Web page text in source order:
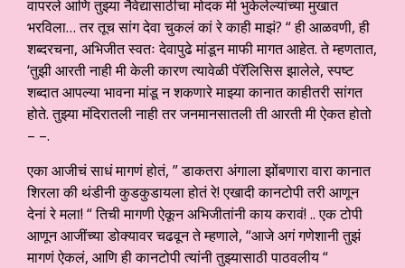
वापरले आणि तुझ्या नैवेद्यासाठीचा मोदक मी भुकेलेल्यांच्या मुखात
भरविला… तर तूच सांग देवा चुकलं कां रे काही माझं? “ ही आळवणी, ही
शब्दरचना, अभिजीत स्वतः देवापुढे मांडून माफी मागत आहेत. ते म्हणतात,
‘तुझी आरती नाही मी केली कारण त्यावेळी पॅरॅलिसिस झालेले, स्पष्ट
शब्दात आपल्या भावना मांडू न शकणारे माझ्या कानात काहीतरी सांगत
होते. तुझ्या मंदिरातली नाही तर जनमानसातली ती आरती मी ऐकत होतो
– –.
एका आजीचं साधं मागणं होतं, ” डाकतरा अंगाला झोंबणारा वारा कानात
शिरला की थंडीनी कुडकुडायला होतं रे! एखादी कानटोपी तरी आणून
देनां रे मला! “ तिची मागणी ऐकून अभिजीतांनी काय करावं! .. एक टोपी
आणून आजींच्या डोक्यावर चढवून ते म्हणाले, “आजे अगं गणेशानी तुझं
मागणं ऐकलं, आणि ही कानटोपी त्यांनी तुझ्यासाठी पाठवलीय “